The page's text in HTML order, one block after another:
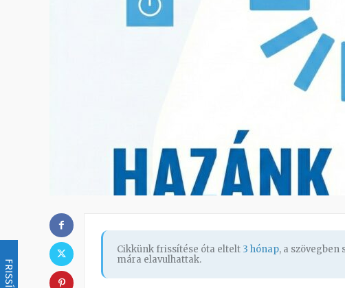
Cikkünk frissítése óta eltelt 3 hónap, a
mára elavulhattak.